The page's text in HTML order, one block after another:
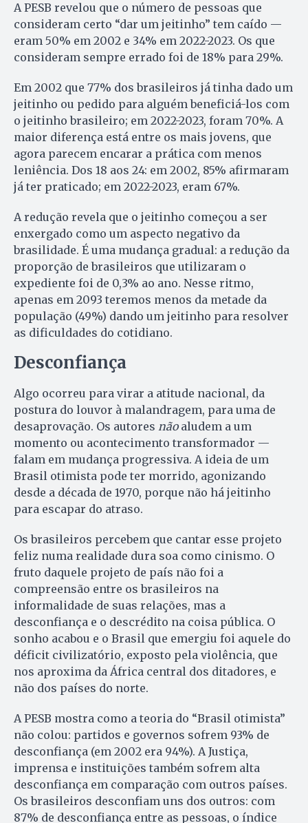
A PESB revelou que o número de pessoas que
consideram certo “dar um jeitinho” tem caído —
eram 50% em 2002 e 34% em 2022-2023. Os que
consideram sempre errado foi de 18% para 29%.
Em 2002 que 77% dos brasileiros já tinha dado um
jeitinho ou pedido para alguém beneficiá-los com
o jeitinho brasileiro; em 2022-2023, foram 70%. A
maior diferença está entre os mais jovens, que
agora parecem encarar a prática com menos
leniência. Dos 18 aos 24: em 2002, 85% afirmaram
já ter praticado; em 2022-2023, eram 67%.
A redução revela que o jeitinho começou a ser
enxergado como um aspecto negativo da
brasilidade. É uma mudança gradual: a redução da
proporção de brasileiros que utilizaram o
expediente foi de 0,3% ao ano. Nesse ritmo,
apenas em 2093 teremos menos da metade da
população (49%) dando um jeitinho para resolver
as dificuldades do cotidiano.
Desconfiança
Algo ocorreu para virar a atitude nacional, da
postura do louvor à malandragem, para uma de
desaprovação. Os autores nãoaludem a um
momento ou acontecimento transformador —
falam em mudança progressiva. A ideia de um
Brasil otimista pode ter morrido, agonizando
desde a década de 1970, porque não há jeitinho
para escapar do atraso.
Os brasileiros percebem que cantar esse projeto
feliz numa realidade dura soa como cinismo. O
fruto daquele projeto de país não foi a
compreensão entre os brasileiros na
informalidade de suas relações, mas a
desconfiança e o descrédito na coisa pública. O
sonho acabou e o Brasil que emergiu foi aquele do
déficit civilizatório, exposto pela violência, que
nos aproxima da África central dos ditadores, e
não dos países do norte.
A PESB mostra como a teoria do “Brasil otimista”
não colou: partidos e governos sofrem 93% de
desconfiança (em 2002 era 94%). A Justiça,
imprensa e instituições também sofrem alta
desconfiança em comparação com outros países.
Os brasileiros desconfiam uns dos outros: com
87% de desconfiança entre as pessoas, o índice